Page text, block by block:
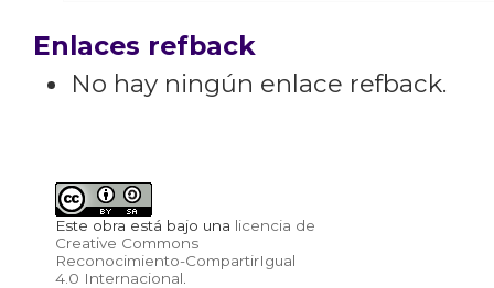
Enlaces refback
No hay ningún enlace refback.
Este obra está bajo una licencia de
Creative Commons
Reconocimiento-CompartirIgual
4.0 Internacional